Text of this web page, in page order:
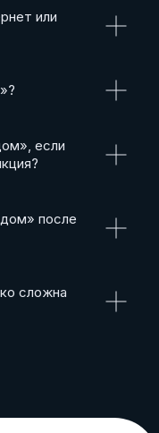
или
если
после
сложна